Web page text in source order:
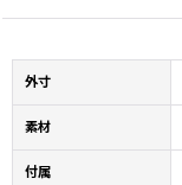
外寸
素材
付属